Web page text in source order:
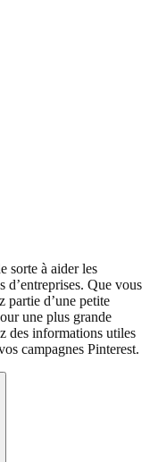
sorte à aider les
d’entreprises. Que vous
partie d’une petite
une plus grande
des informations utiles
campagnes Pinterest.